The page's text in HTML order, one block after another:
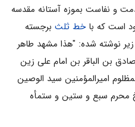
و نفاست بموزه آستانه مقدسه
است که باخط ثلث برجسته
نوشته شده: "هذا مشهد طاهر
بن الباقر بن امام على زین
امیرالمؤمنین سید الوصین
محرم سبع و ستین و ستمأه